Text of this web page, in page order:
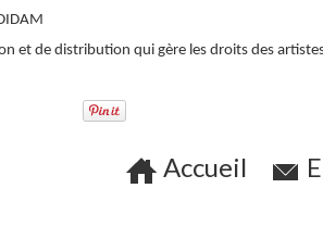
et de distribution qui gère les droits des
Accueil